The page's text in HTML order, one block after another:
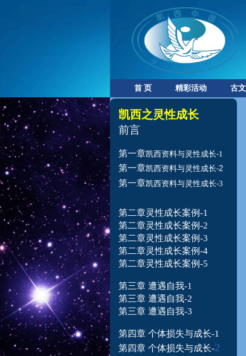
首 页 精彩活动 古
凯西之灵性成长
前言
第一章凯西资料与灵性成长-1
第一章凯西资料与灵性成长-2
第一章凯西资料与灵性成长-3
第二章灵性成长案例-1
第二章灵性成长案例-2
第二章灵性成长案例-3
第二章灵性成长案例-4
第二章灵性成长案例-5
第三章 遭遇自我-1
第三章 遭遇自我-2
第三章 遭遇自我-3
第四章 个体损失与成长-1
第四章 个体损失与成长-2